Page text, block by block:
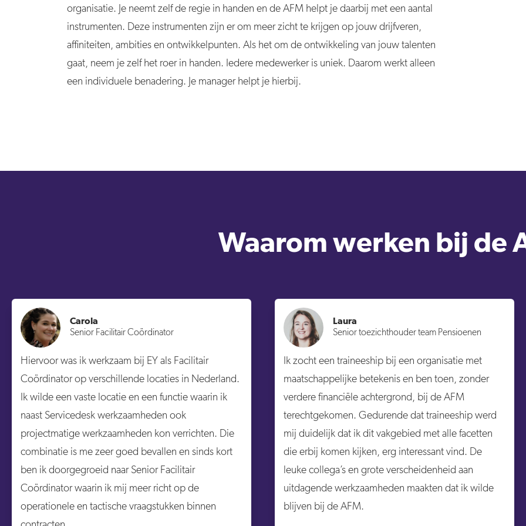
organisatie. Je neemt zelf de regie in handen en de AFM helpt je daarbij met een aantal
instrumenten. Deze instrumenten zijn er om meer zicht te krijgen op jouw drijfveren,
affiniteiten, ambities en ontwikkelpunten. Als het om de ontwikkeling van jouw talenten
gaat, neem je zelf het roer in handen. Iedere medewerker is uniek. Daarom werkt alleen
een individuele benadering. Je manager helpt je hierbij.
Waarom werken bij de
Carola
Senior Facilitair Coördinator
Hiervoor was ik werkzaam bij EY als Facilitair
Coördinator op verschillende locaties in Nederland.
Ik wilde een vaste locatie en een functie waarin ik
naast Servicedesk werkzaamheden ook
projectmatige werkzaamheden kon verrichten. Die
combinatie is me zeer goed bevallen en sinds kort
ben ik doorgegroeid naar Senior Facilitair
Coördinator waarin ik mij meer richt op de
operationele en tactische vraagstukken binnen
Laura
Senior toezichthouder team Pensioenen
Ik zocht een traineeship bij een organisatie met
maatschappelijke betekenis en ben toen, zonder
verdere financiële achtergrond, bij de AFM
terechtgekomen. Gedurende dat traineeship werd
mij duidelijk dat ik dit vakgebied met alle facetten
die erbij komen kijken, erg interessant vind. De
leuke collega’s en grote verscheidenheid aan
uitdagende werkzaamheden maakten dat ik wilde
blijven bij de AFM.